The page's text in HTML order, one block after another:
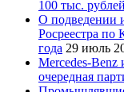
100 тыс. рублей
О подведении
Росреестра по
года 29 июль
Mercedes-Benz
очередная